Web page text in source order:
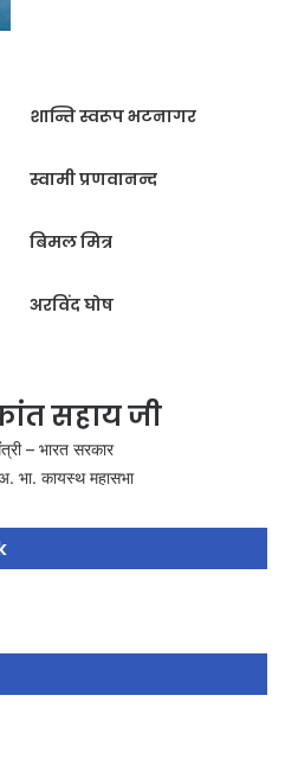
शान्ति स्वरूप भटनागर
स्वामी प्रणवानन्द
बिमल मित्र
अरविंद घोष
सहाय जी
– भारत सरकार
अ. भा. कायस्थ महासभा